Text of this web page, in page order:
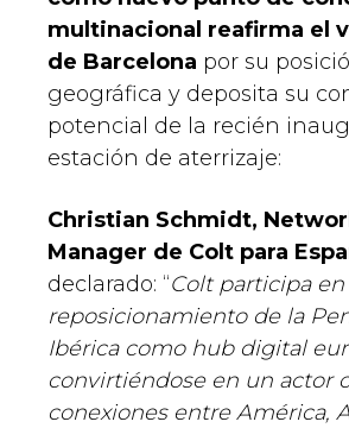
multinacional reafirma el
de Barcelona por su
geográfica y deposita su
potencial de la recién
estación de aterrizaje:
Christian Schmidt,
Manager de Colt para
declarado: “Colt participa en
reposicionamiento de la
Ibérica como hub digital
convirtiéndose en un actor
conexiones entre América,